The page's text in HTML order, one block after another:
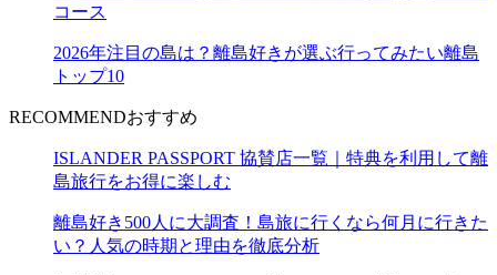
コース
2026年注目の島は？離島好きが選ぶ行ってみたい離島
トップ10
RECOMMENDおすすめ
ISLANDER PASSPORT 協賛店一覧｜特典を利用して離
島旅行をお得に楽しむ
離島好き500人に大調査！島旅に行くなら何月に行きた
い？人気の時期と理由を徹底分析